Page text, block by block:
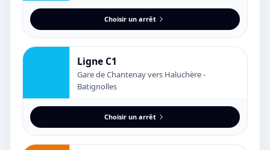
Choisir un arrêt
Ligne C1
Gare de Chantenay vers Haluchère -
Batignolles
Choisir un arrêt